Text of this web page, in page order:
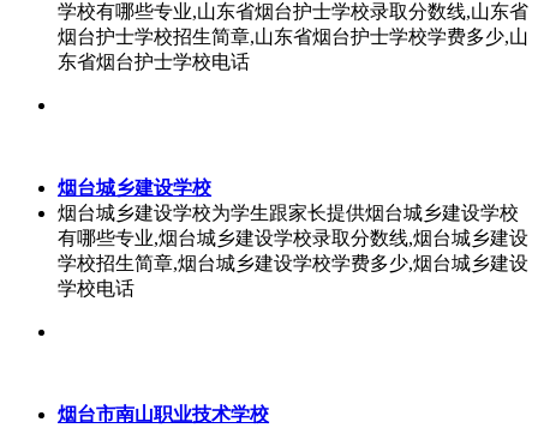
学校有哪些专业,山东省烟台护士学校录取分数线,山东省
烟台护士学校招生简章,山东省烟台护士学校学费多少,山
东省烟台护士学校电话
烟台城乡建设学校
烟台城乡建设学校为学生跟家长提供烟台城乡建设学校
有哪些专业,烟台城乡建设学校录取分数线,烟台城乡建设
学校招生简章,烟台城乡建设学校学费多少,烟台城乡建设
学校电话
烟台市南山职业技术学校